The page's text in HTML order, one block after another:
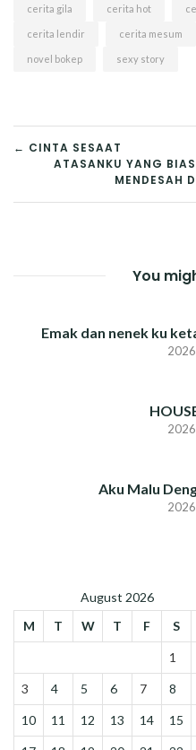
cerita gila cerita hot
cerita lendir cerita mesum
novel bokep sexy story
POST
← CINTA SESAAT
ATASANKU YANG
MENDESAH
You
Emak dan nenek ku
Aku Malu
August 2026
M
T W T F S
1
3 4 5 6 7 8
10 11 12 13 14 15